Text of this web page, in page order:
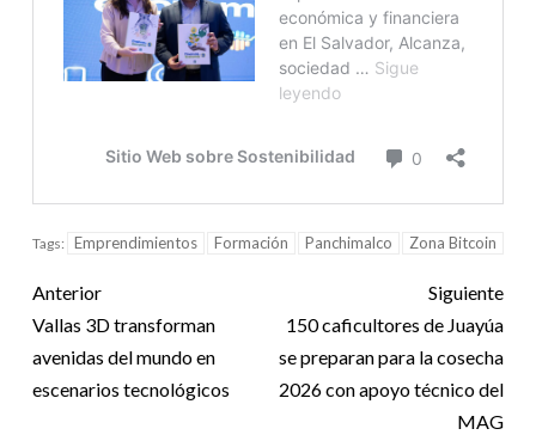
Tags: Emprendimientos Formación Panchimalco Zona Bitcoin
Anterior
Vallas 3D transforman
avenidas del mundo en
escenarios tecnológicos
Siguiente
150 caficultores de Juayúa
se preparan para la cosecha
2026 con apoyo técnico del
MAG